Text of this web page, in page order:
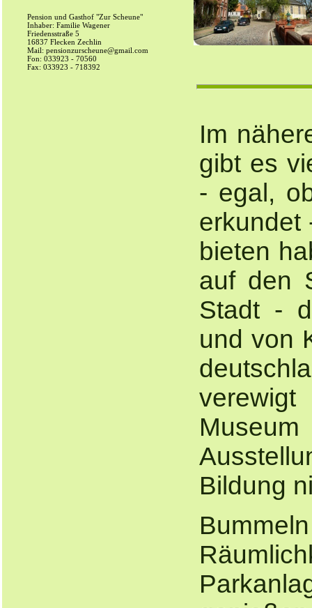
Pension und Gasthof "Zur Scheune"
Inhaber: Familie Wagener
Friedensstraße 5
16837 Flecken Zechlin
Mail: pensionzurscheune@gmail.com
Fon: 033923 - 70560
Fax: 033923 - 718392
Im
gibt es
- egal,
erkundet
bieten
auf den
Stadt -
und von
Bildung